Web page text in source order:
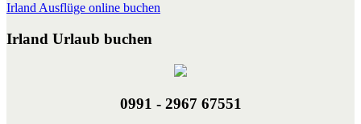
Irland Ausflüge online buchen
Irland Urlaub buchen
0991 - 2967 67551